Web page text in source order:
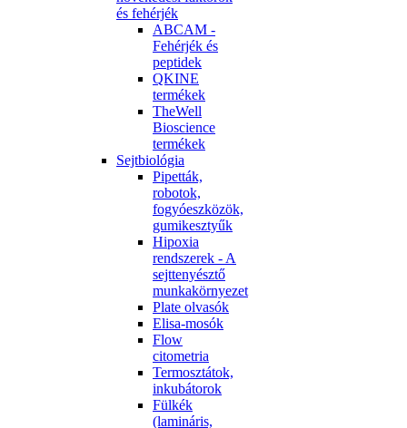
és fehérjék
ABCAM -
Fehérjék és
peptidek
QKINE
termékek
TheWell
Bioscience
termékek
Sejtbiológia
Pipetták,
robotok,
fogyóeszközök,
gumikesztyűk
Hipoxia
rendszerek - A
sejttenyésztő
munkakörnyezet
Plate olvasók
Elisa-mosók
Flow
citometria
Termosztátok,
inkubátorok
Fülkék
(lamináris,